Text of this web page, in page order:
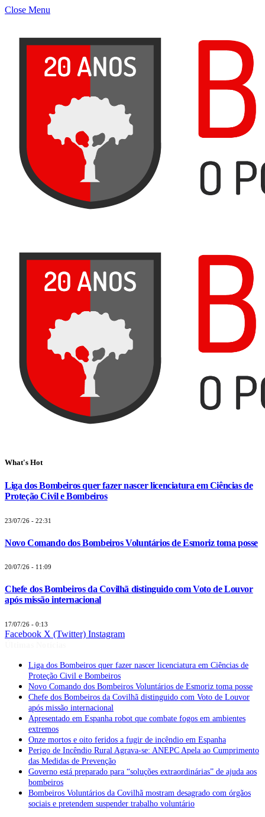
Close Menu
What's Hot
Liga dos Bombeiros quer fazer nascer licenciatura em Ciências de
Proteção Civil e Bombeiros
23/07/26 - 22:31
Novo Comando dos Bombeiros Voluntários de Esmoriz toma posse
20/07/26 - 11:09
Chefe dos Bombeiros da Covilhã distinguido com Voto de Louvor
após missão internacional
17/07/26 - 0:13
Facebook X (Twitter) Instagram
Liga dos Bombeiros quer fazer nascer licenciatura em Ciências de
Proteção Civil e Bombeiros
Novo Comando dos Bombeiros Voluntários de Esmoriz toma posse
Chefe dos Bombeiros da Covilhã distinguido com Voto de Louvor
após missão internacional
Apresentado em Espanha robot que combate fogos em ambientes
extremos
Onze mortos e oito feridos a fugir de incêndio em Espanha
Perigo de Incêndio Rural Agrava-se: ANEPC Apela ao Cumprimento
das Medidas de Prevenção
Governo está preparado para “soluções extraordinárias” de ajuda aos
bombeiros
Bombeiros Voluntários da Covilhã mostram desagrado com órgãos
sociais e pretendem suspender trabalho voluntário